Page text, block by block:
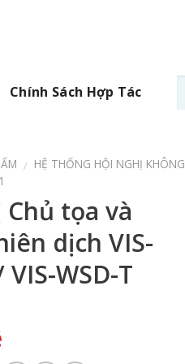
Chính Sách Hợp Tác
/ HỆ THỐNG HỘI NGHỊ KHÔNG
tọa và
dịch VIS-
VIS-WSD-T